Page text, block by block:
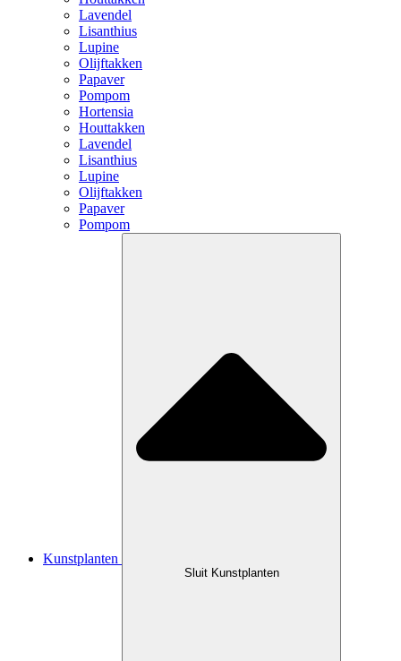
Lavendel
Lisanthius
Lupine
Olijftakken
Papaver
Pompom
Hortensia
Houttakken
Lavendel
Lisanthius
Lupine
Olijftakken
Papaver
Pompom
Kunstplanten
Sluit Kunstplanten